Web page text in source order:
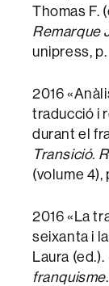
Thomas F.
Remarque
unipress,
2016
traducció i
durant el
Transició.
(volume 4),
2016 «La
seixanta i
Laura (ed.).
franquisme